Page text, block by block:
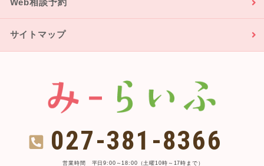
Web相談予約
サイトマップ
027-381-8366
営業時間 平日9:00～18:00（土曜10時～17時まで）